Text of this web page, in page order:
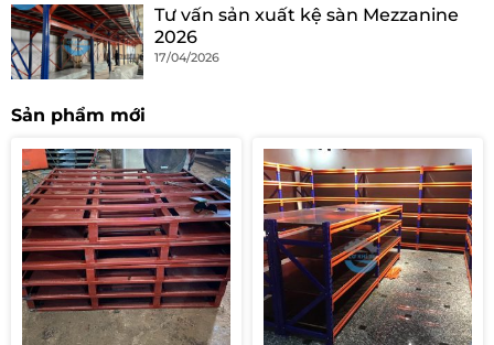
Tư vấn sản xuất kệ sàn Mezzanine
2026
17/04/2026
Sản phẩm mới